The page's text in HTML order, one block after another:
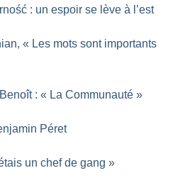
: un espoir se lève à l’est
« Les mots sont importants
: « La Communauté »
Péret
un chef de gang »